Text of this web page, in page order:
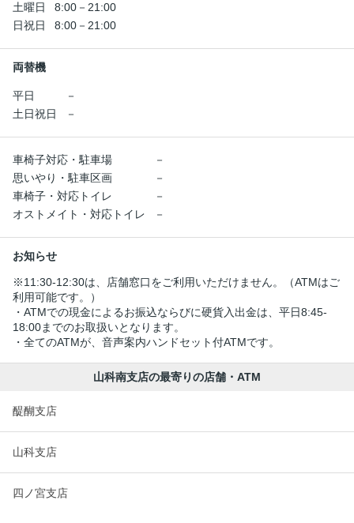
土曜日
8:00－21:00
日祝日
8:00－21:00
両替機
平日
－
土日祝日
－
車椅子対応・駐車場
－
思いやり・駐車区画
－
車椅子・対応トイレ
－
オストメイト・対応トイレ
－
お知らせ
※11:30-12:30は、店舗窓口をご利用いただけません。（ATMはご
利用可能です。）
・ATMでの現金によるお振込ならびに硬貨入出金は、平日8:45-
18:00までのお取扱いとなります。
・全てのATMが、音声案内ハンドセット付ATMです。
山科南支店の最寄りの店舗・ATM
醍醐支店
山科支店
四ノ宮支店